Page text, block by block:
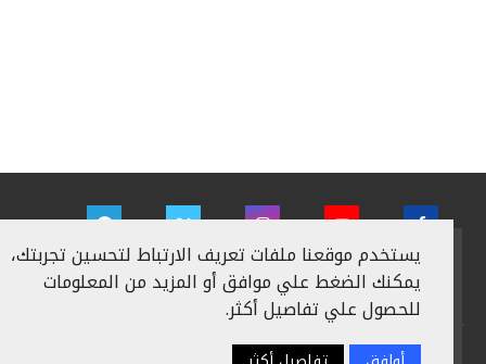
يستخدم موقعنا ملفات تعريف الارتباط لتحسين تجربتك،
يمكنك الضغط علي موافق أو المزيد من المعلومات
للحصول علي تفاصيل أكثر.